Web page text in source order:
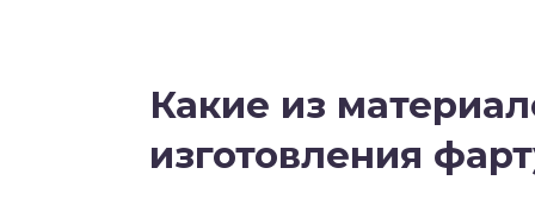
Какие из
изготовления